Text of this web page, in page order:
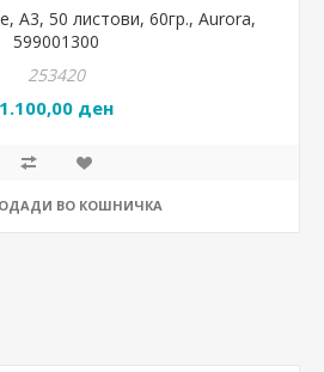
A3, 50 листови, 60гр., Aurora,
599001300
253420
1.100,00 ден
ВО КОШНИЧКА